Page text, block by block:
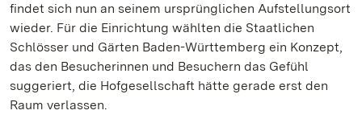
findet sich nun an seinem ursprünglichen Aufstellungsort
wieder. Für die Einrichtung wählten die Staatlichen
Schlösser und Gärten Baden-Württemberg ein Konzept,
das den Besucherinnen und Besuchern das Gefühl
suggeriert, die Hofgesellschaft hätte gerade erst den
Raum verlassen.